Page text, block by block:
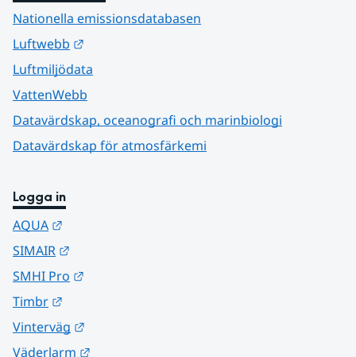
Nationella emissionsdatabasen
Luftwebb
Luftmiljödata
VattenWebb
Datavärdskap, oceanografi och marinbiologi
Datavärdskap för atmosfärkemi
Logga in
AQUA
SIMAIR
SMHI Pro
Timbr
Vinterväg
Väderlarm